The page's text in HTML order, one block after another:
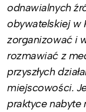
odnawialnych
obywatelskiej w
zorganizować i
rozmawiać z
przyszłych
miejscowości.
praktyce nabyte